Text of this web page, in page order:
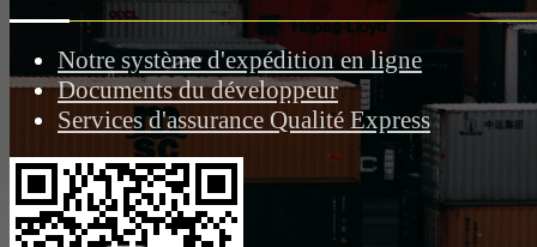
Notre système d'expédition en ligne
Documents du développeur
Services d'assurance Qualité Express